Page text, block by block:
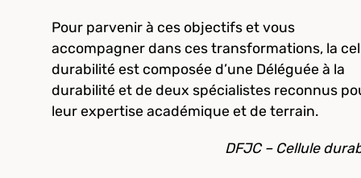
Pour parvenir à ces objectifs et vous
accompagner dans ces transformations, la
durabilité est composée d’une Déléguée à la
durabilité et de deux spécialistes reconnus
leur expertise académique et de terrain.
DFJC – Cellule